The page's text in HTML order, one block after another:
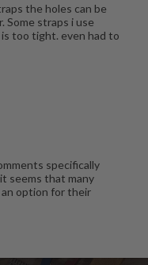
the holes can be
Some straps i use
too tight. even had to
specifically
seems that many
an option for their